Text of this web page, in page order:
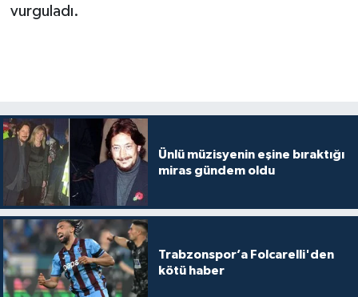
vurguladı.
Ünlü müzisyenin eşine bıraktığı
miras gündem oldu
Trabzonspor’a Folcarelli'den
kötü haber